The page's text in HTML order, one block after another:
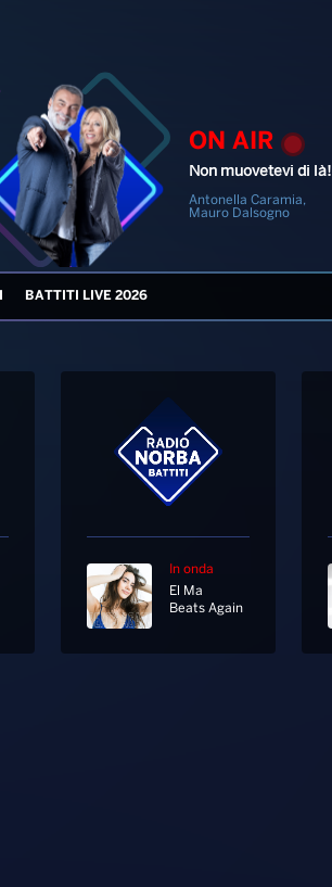
ON AIR
Non muovetevi di là!
Antonella Caramia,
Mauro Dalsogno
BATTITI LIVE 2026
In onda
El Ma
Beats Again